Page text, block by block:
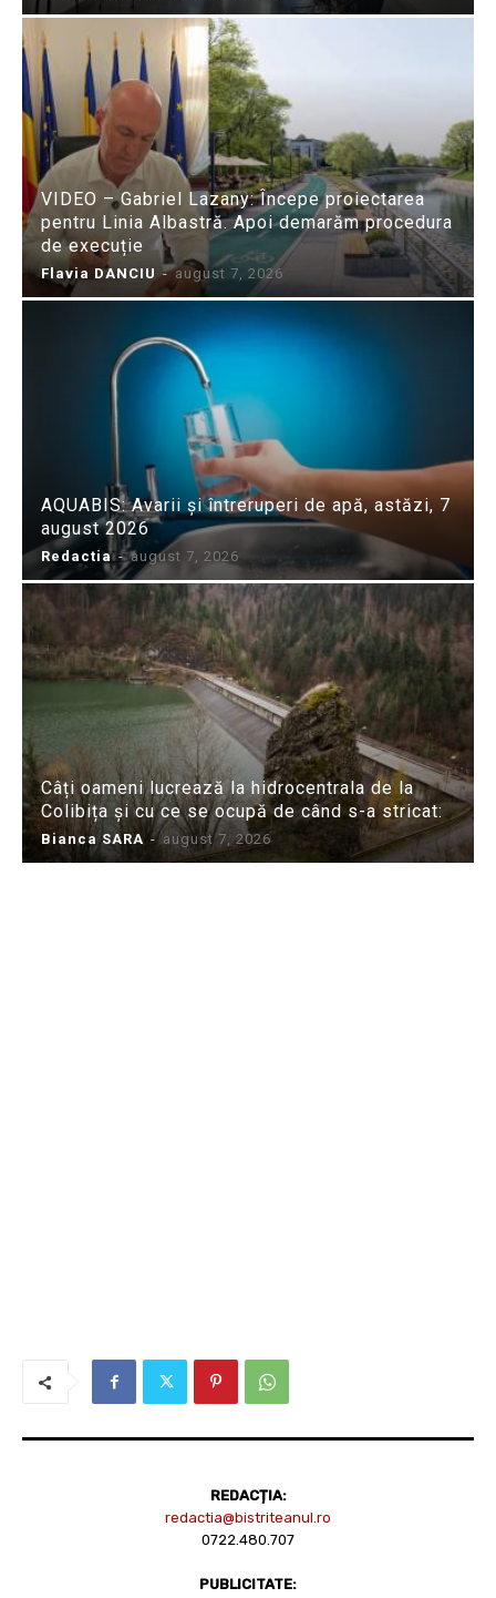
VIDEO – Gabriel Lazany: Începe proiectarea
pentru Linia Albastră. Apoi demarăm procedura
de execuție
Flavia DANCIU - august 7, 2026
AQUABIS: Avarii și întreruperi de apă, astăzi, 7
august 2026
Redactia - august 7, 2026
Câți oameni lucrează la hidrocentrala de la
Colibița și cu ce se ocupă de când s-a stricat:
Bianca SARA - august 7, 2026
REDACȚIA:
redactia@bistriteanul.ro
0722.480.707
PUBLICITATE: